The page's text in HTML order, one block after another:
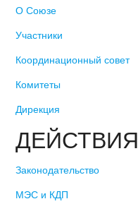
О Союзе
Участники
Координационный совет
Комитеты
Дирекция
ДЕЙСТВИЯ
Законодательство
МЭС и КДП